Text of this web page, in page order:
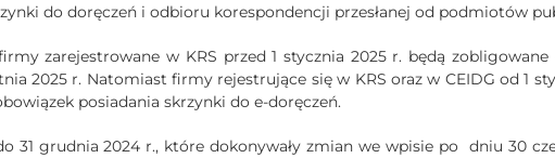
do doręczeń i odbioru korespondencji przesłanej od podmiotów
zarejestrowane w KRS przed 1 stycznia 2025 r. będą zobligowane
2025 r. Natomiast firmy rejestrujące się w KRS oraz w CEIDG od 1
posiadania skrzynki do e-doręczeń.
31 grudnia 2024 r., które dokonywały zmian we wpisie po
dniu 30